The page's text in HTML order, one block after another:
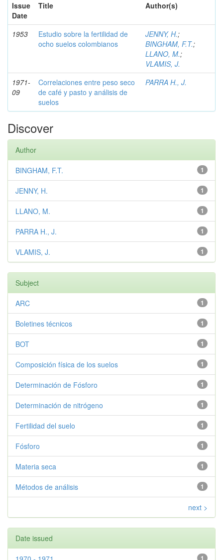
Issue
Date
Title Author(s)
1953
Estudio sobre la fertilidad de
ocho suelos colombianos
JENNY, H.;
BINGHAM, F.T.;
LLANO, M.;
VLAMIS, J.
1971-
09
Correlaciones entre peso seco
de café y pasto y análisis de
suelos
PARRA H., J.
Discover
Author
1
BINGHAM, F.T.
1
JENNY, H.
1
LLANO, M.
1
PARRA H., J.
1
VLAMIS, J.
Subject
1
ARC
1
Boletines técnicos
1
BOT
1
Composición física de los suelos
1
Determinación de Fósforo
1
Determinación de nitrógeno
1
Fertilidad del suelo
1
Fósforo
1
Materia seca
1
Métodos de análisis
next >
Date issued
1